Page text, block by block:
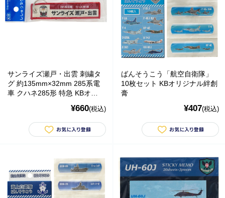
サンライズ瀬戸・出雲 刺繍タ
グ 約135mm×32mm 285系電
車 クハネ285形 特急 KBオリ
¥660(税込)
ばんそうこう「航空自衛隊」
10枚セット KBオリジナル絆創
膏
¥407(税込)